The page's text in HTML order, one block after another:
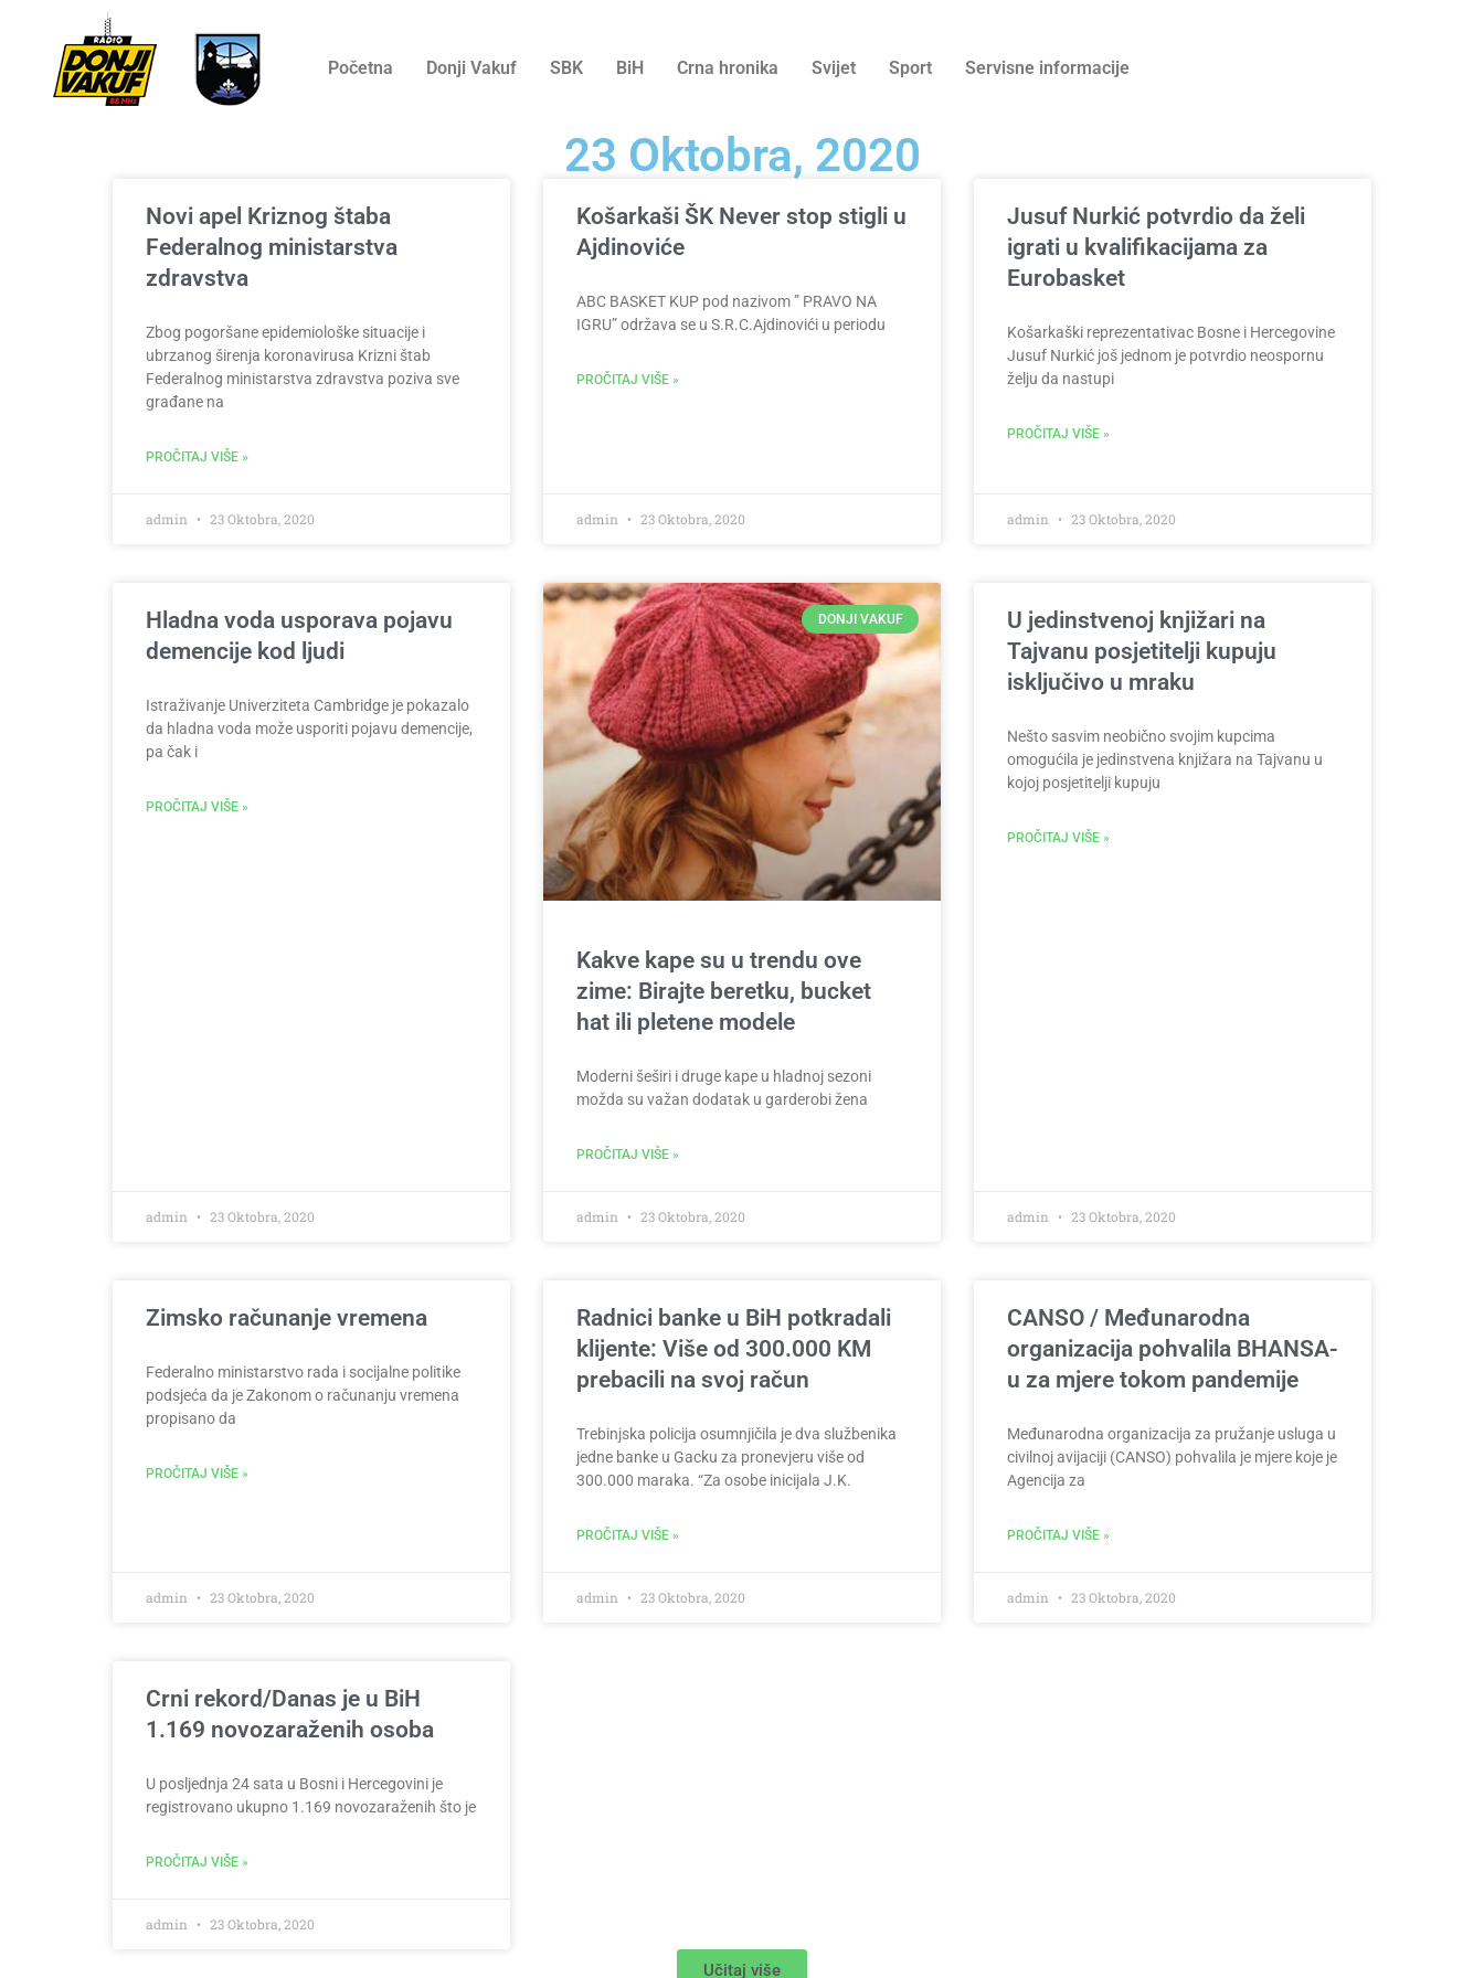
Početna Donji Vakuf SBK BiH Crna hronika Svijet Sport Servisne informacije
23 Oktobra, 2020
Novi apel Kriznog štaba
Federalnog ministarstva
zdravstva
Zbog pogoršane epidemiološke situacije i
ubrzanog širenja koronavirusa Krizni štab
Federalnog ministarstva zdravstva poziva sve
građane na
PROČITAJ VIŠE »
admin 23 Oktobra, 2020
Košarkaši ŠK Never stop stigli u
Ajdinoviće
ABC BASKET KUP pod nazivom ” PRAVO NA
IGRU” održava se u S.R.C.Ajdinovići u periodu
PROČITAJ VIŠE »
admin 23 Oktobra, 2020
Jusuf Nurkić potvrdio da želi
igrati u kvalifikacijama za
Eurobasket
Košarkaški reprezentativac Bosne i Hercegovine
Jusuf Nurkić još jednom je potvrdio neospornu
želju da nastupi
PROČITAJ VIŠE »
admin 23 Oktobra, 2020
Hladna voda usporava pojavu
demencije kod ljudi
Istraživanje Univerziteta Cambridge je pokazalo
da hladna voda može usporiti pojavu demencije,
pa čak i
PROČITAJ VIŠE »
admin 23 Oktobra, 2020
DONJI VAKUF
Kakve kape su u trendu ove
zime: Birajte beretku, bucket
hat ili pletene modele
Moderni šeširi i druge kape u hladnoj sezoni
možda su važan dodatak u garderobi žena
PROČITAJ VIŠE »
admin 23 Oktobra, 2020
U jedinstvenoj knjižari na
Tajvanu posjetitelji kupuju
isključivo u mraku
Nešto sasvim neobično svojim kupcima
omogućila je jedinstvena knjižara na Tajvanu u
kojoj posjetitelji kupuju
PROČITAJ VIŠE »
admin 23 Oktobra, 2020
Zimsko računanje vremena
Federalno ministarstvo rada i socijalne politike
podsjeća da je Zakonom o računanju vremena
propisano da
PROČITAJ VIŠE »
admin 23 Oktobra, 2020
Radnici banke u BiH potkradali
klijente: Više od 300.000 KM
prebacili na svoj račun
Trebinjska policija osumnjičila je dva službenika
jedne banke u Gacku za pronevjeru više od
300.000 maraka. “Za osobe inicijala J.K.
PROČITAJ VIŠE »
admin 23 Oktobra, 2020
CANSO / Međunarodna
organizacija pohvalila BHANSA-
u za mjere tokom pandemije
Međunarodna organizacija za pružanje usluga u
civilnoj avijaciji (CANSO) pohvalila je mjere koje je
Agencija za
PROČITAJ VIŠE »
admin 23 Oktobra, 2020
Crni rekord/Danas je u BiH
1.169 novozaraženih osoba
U posljednja 24 sata u Bosni i Hercegovini je
registrovano ukupno 1.169 novozaraženih što je
PROČITAJ VIŠE »
admin 23 Oktobra, 2020
Učitaj više